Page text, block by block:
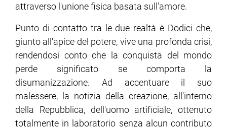
attraverso l'unione fisica basata sull'amore.
Punto di contatto tra le due realtà è Dodici che,
giunto all'apice del potere, vive una profonda crisi,
rendendosi conto che la conquista del mondo
perde significato se comporta la
disumanizzazione. Ad accentuare il suo
malessere, la notizia della creazione, all'interno
della Repubblica, dell'uomo artificiale, ottenuto
totalmente in laboratorio senza alcun contributo